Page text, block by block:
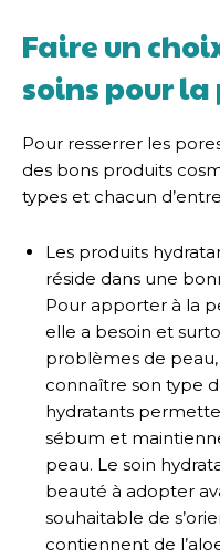
Faire un
soins pour la
Pour resserrer les
des bons produits
types et chacun
Les produits
réside dans une
Pour apporter à la
elle a besoin et
problèmes de
connaître son type
hydratants
sébum et
peau. Le soin
beauté à adopter
souhaitable de
contiennent de